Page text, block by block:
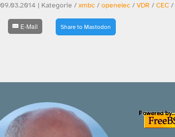
09.03.2014 | Kategorie / xmbc / openelec / VDR / CEC /
E-Mail Share to Mastodon